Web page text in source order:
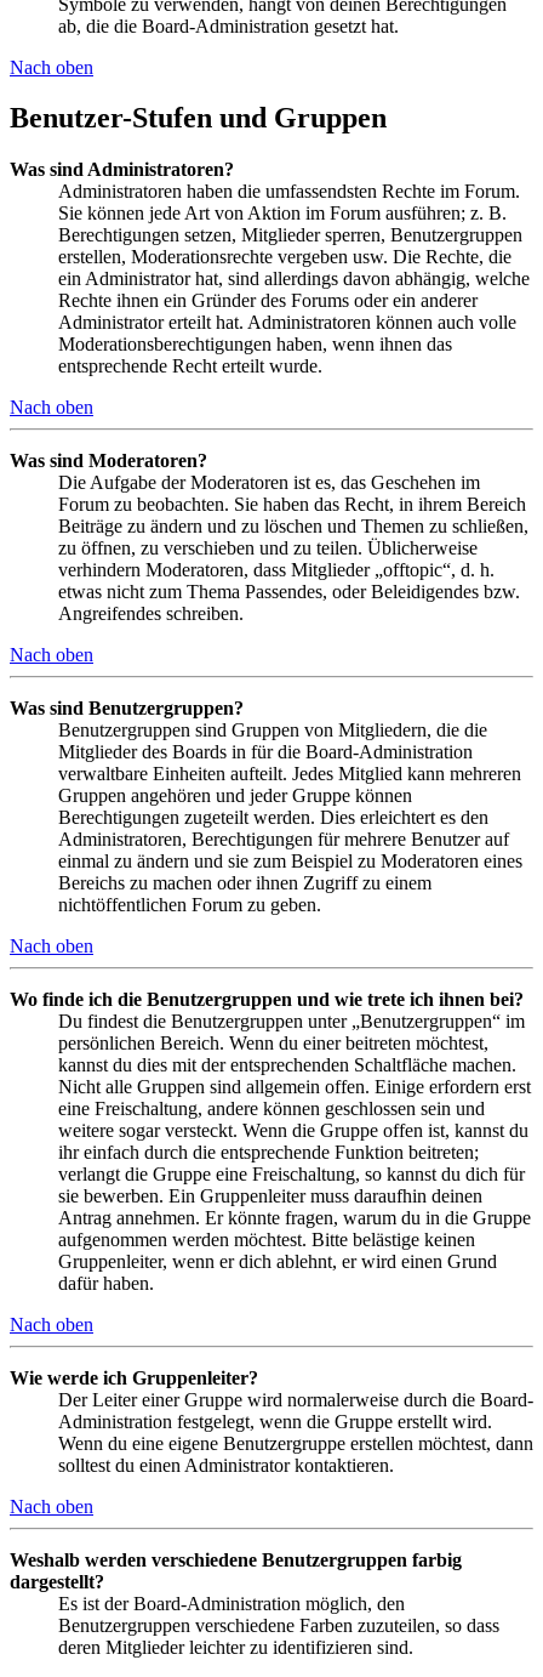
ab, die die Board-Administration gesetzt hat.
Nach oben
Benutzer-Stufen und Gruppen
Was sind Administratoren?
Administratoren haben die umfassendsten Rechte im Forum.
Sie können jede Art von Aktion im Forum ausführen; z. B.
Berechtigungen setzen, Mitglieder sperren, Benutzergruppen
erstellen, Moderationsrechte vergeben usw. Die Rechte, die
ein Administrator hat, sind allerdings davon abhängig, welche
Rechte ihnen ein Gründer des Forums oder ein anderer
Administrator erteilt hat. Administratoren können auch volle
Moderationsberechtigungen haben, wenn ihnen das
entsprechende Recht erteilt wurde.
Nach oben
Was sind Moderatoren?
Die Aufgabe der Moderatoren ist es, das Geschehen im
Forum zu beobachten. Sie haben das Recht, in ihrem Bereich
Beiträge zu ändern und zu löschen und Themen zu schließen,
zu öffnen, zu verschieben und zu teilen. Üblicherweise
verhindern Moderatoren, dass Mitglieder „offtopic“, d. h.
etwas nicht zum Thema Passendes, oder Beleidigendes bzw.
Angreifendes schreiben.
Nach oben
Was sind Benutzergruppen?
Benutzergruppen sind Gruppen von Mitgliedern, die die
Mitglieder des Boards in für die Board-Administration
verwaltbare Einheiten aufteilt. Jedes Mitglied kann mehreren
Gruppen angehören und jeder Gruppe können
Berechtigungen zugeteilt werden. Dies erleichtert es den
Administratoren, Berechtigungen für mehrere Benutzer auf
einmal zu ändern und sie zum Beispiel zu Moderatoren eines
Bereichs zu machen oder ihnen Zugriff zu einem
nichtöffentlichen Forum zu geben.
Nach oben
Wo finde ich die Benutzergruppen und wie trete ich ihnen bei?
Du findest die Benutzergruppen unter „Benutzergruppen“ im
persönlichen Bereich. Wenn du einer beitreten möchtest,
kannst du dies mit der entsprechenden Schaltfläche machen.
Nicht alle Gruppen sind allgemein offen. Einige erfordern erst
eine Freischaltung, andere können geschlossen sein und
weitere sogar versteckt. Wenn die Gruppe offen ist, kannst du
ihr einfach durch die entsprechende Funktion beitreten;
verlangt die Gruppe eine Freischaltung, so kannst du dich für
sie bewerben. Ein Gruppenleiter muss daraufhin deinen
Antrag annehmen. Er könnte fragen, warum du in die Gruppe
aufgenommen werden möchtest. Bitte belästige keinen
Gruppenleiter, wenn er dich ablehnt, er wird einen Grund
dafür haben.
Nach oben
Wie werde ich Gruppenleiter?
Der Leiter einer Gruppe wird normalerweise durch die Board-
Administration festgelegt, wenn die Gruppe erstellt wird.
Wenn du eine eigene Benutzergruppe erstellen möchtest, dann
solltest du einen Administrator kontaktieren.
Nach oben
Weshalb werden verschiedene Benutzergruppen farbig
dargestellt?
Es ist der Board-Administration möglich, den
Benutzergruppen verschiedene Farben zuzuteilen, so dass
deren Mitglieder leichter zu identifizieren sind.